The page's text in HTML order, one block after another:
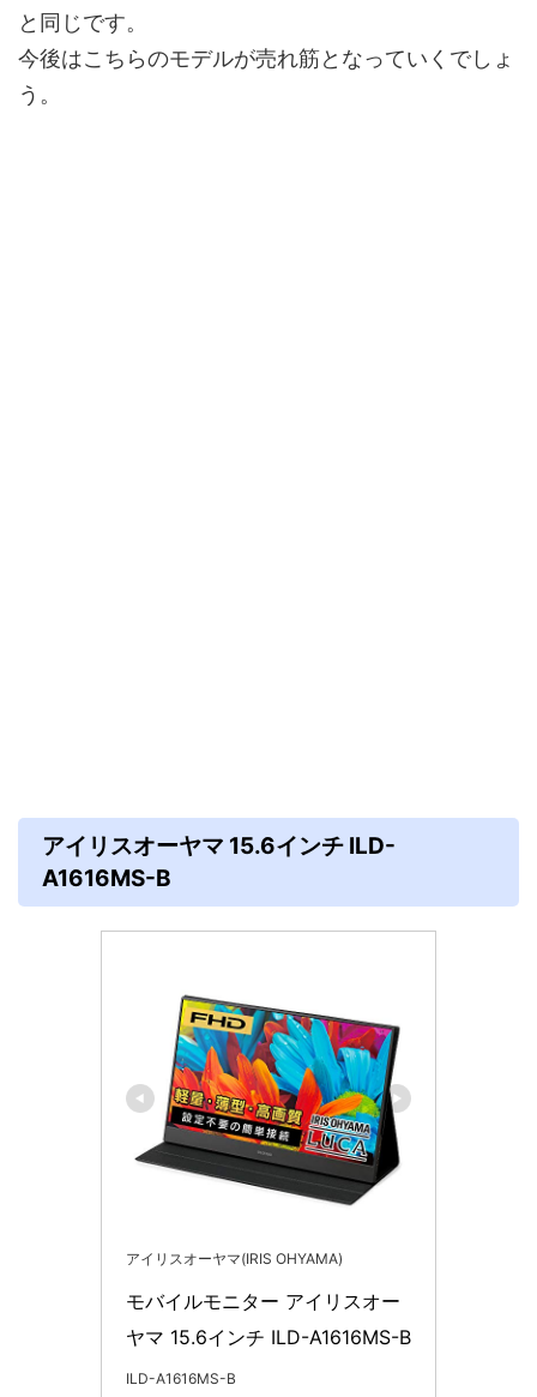
と同じです。
今後はこちらのモデルが売れ筋となっていくでしょ
う。
アイリスオーヤマ 15.6インチ ILD-
A1616MS-B
アイリスオーヤマ(IRIS OHYAMA)
モバイルモニター アイリスオー
ヤマ 15.6インチ ILD-A1616MS-B
ILD-A1616MS-B